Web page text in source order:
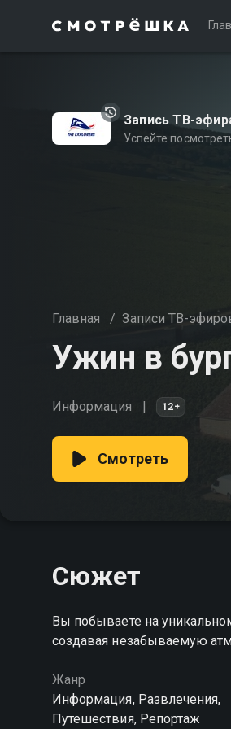
Запись ТВ-
Успейте
Главная / Записи ТВ-
Ужин в
Информация 12+
Смотреть
Сюжет
Вы побываете на
создавая незабываемую
Жанр
Информация, Развлечения,
Путешествия, Репортаж